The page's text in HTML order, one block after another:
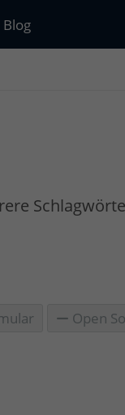
Blog
Open